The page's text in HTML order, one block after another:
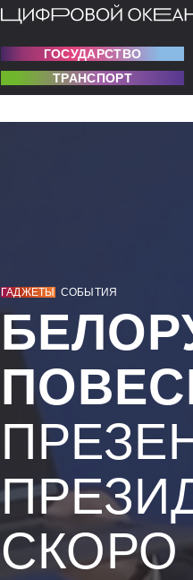
ГОСУДАРСТВО
ТРАНСПОРТ
ГАДЖЕТЫ СОБЫТИЯ
СКОРО